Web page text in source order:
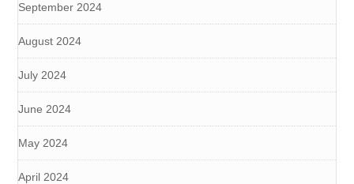
September 2024
August 2024
July 2024
June 2024
May 2024
April 2024